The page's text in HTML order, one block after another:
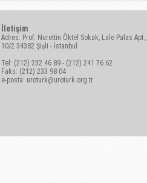
İletişim
Adres: Prof. Nurettin Öktel Sokak, Lale Palas Apt.,
10/2 34382 Şişli - İstanbul
Tel: (212) 232 46 89 - (212) 241 76 62
Faks: (212) 233 98 04
e-posta: uroturk@uroturk.org.tr